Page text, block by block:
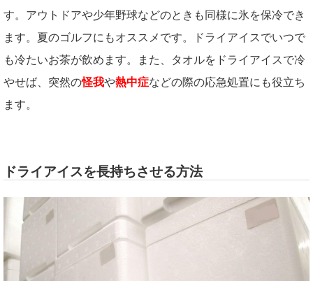
す。アウトドアや少年野球などのときも同様に氷を保冷でき
ます。夏のゴルフにもオススメです。ドライアイスでいつで
も冷たいお茶が飲めます。また、タオルをドライアイスで冷
やせば、突然の怪我や熱中症などの際の応急処置にも役立ち
ます。
ドライアイスを長持ちさせる方法